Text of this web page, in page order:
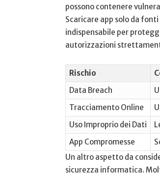
possono contenere
Scaricare app ‍solo da
indispensabile per
autorizzazioni
Rischio
Data Breach
Tracciamento Online
Uso Improprio dei Dati
App Compromesse
Un altro aspetto da
sicurezza informatica.